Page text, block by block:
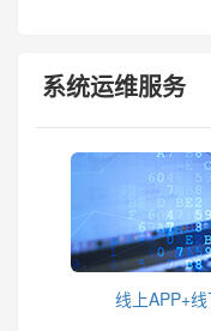
系统运维服务
线上APP+